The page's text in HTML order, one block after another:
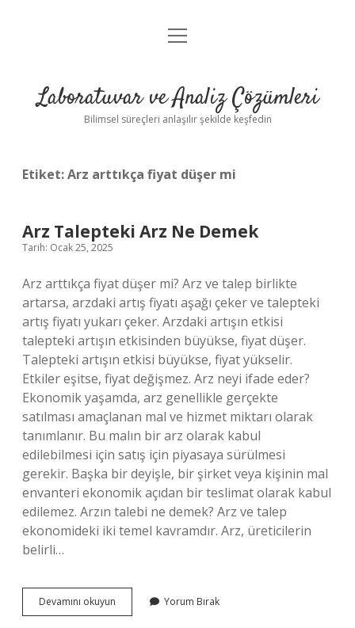
Anasayfa
Yasal Uyarı
menüyü
Laboratuvar ve Analiz Çözümleri
Bilimsel süreçleri anlaşılır şekilde keşfedin
Etiket:Arz arttıkça fiyat düşer mi
Arz Talepteki Arz Ne Demek
Tarih: Ocak 25, 2025
Arz arttıkça fiyat düşer mi? Arz ve talep birlikte
artarsa, arzdaki artış fiyatı aşağı çeker ve talepteki
artış fiyatı yukarı çeker. Arzdaki artışın etkisi
talepteki artışın etkisinden büyükse, fiyat düşer.
Talepteki artışın etkisi büyükse, fiyat yükselir.
Etkiler eşitse, fiyat değişmez. Arz neyi ifade eder?
Ekonomik yaşamda, arz genellikle gerçekte
satılması amaçlanan mal ve hizmet miktarı olarak
tanımlanır. Bu malın bir arz olarak kabul
edilebilmesi için satış için piyasaya sürülmesi
gerekir. Başka bir deyişle, bir şirket veya kişinin mal
envanteri ekonomik açıdan bir teslimat olarak kabul
edilemez. Arzın talebi ne demek? Arz ve talep
ekonomideki iki temel kavramdır. Arz, üreticilerin
belirli…
Devamını okuyun
Talepteki
Yorum Bırak